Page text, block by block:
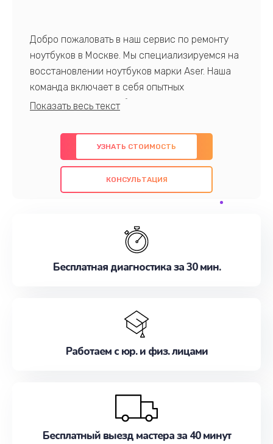
Добро пожаловать в наш сервис по ремонту
ноутбуков в Москве. Мы специализируемся на
восстановлении ноутбуков марки Aser. Наша
команда включает в себя опытных
профессионалов с обширными знаниями и
предлагаем быстрый и качественный ремонт с
использованием оригинальных компонентов, а
также гарантируем качество всех
проведенных работ. Наша цель - предоставить
наилучшим образом. Не медлите записаться на
УЗНАТЬ СТОИМОСТЬ
КОНСУЛЬТАЦИЯ
Бесплатная диагностика за 30 мин.
Работаем с юр. и физ. лицами
Бесплатный выезд мастера за 40 минут